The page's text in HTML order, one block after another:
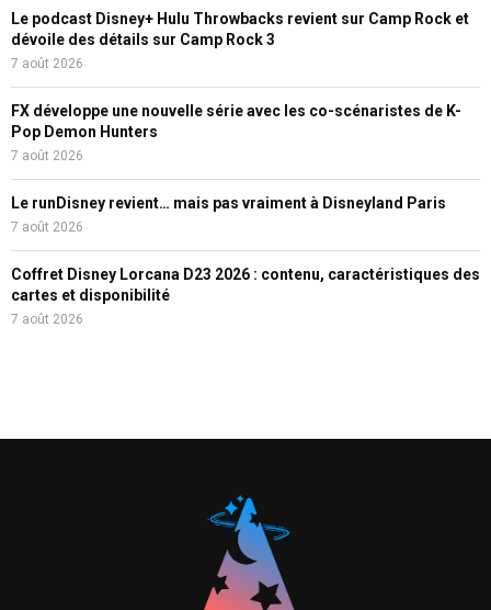
Le podcast Disney+ Hulu Throwbacks revient sur Camp Rock et
dévoile des détails sur Camp Rock 3
7 août 2026
FX développe une nouvelle série avec les co-scénaristes de K-
Pop Demon Hunters
7 août 2026
Le runDisney revient… mais pas vraiment à Disneyland Paris
7 août 2026
Coffret Disney Lorcana D23 2026 : contenu, caractéristiques des
cartes et disponibilité
7 août 2026